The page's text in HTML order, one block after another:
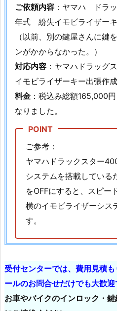
と
黒
キ
ー）
1.
サ
ブ
キ
ー
キ
ー）
の
登
録
手
1.
参
考
情
報
ご依頼内容 ：ヤマハ ドラ
年式 紛失イモビライザーキ
（以前、別の鍵屋さんに鍵
ンがかからなかった。）
対応内容 ：ヤマハドラッ
イモビライザーキー出張作
料金 ：税込み総額165,000
なりました。
ご参考：
ヤマハドラックスター
システムを搭載している
をOFFにすると、スピー
横のイモビライザーシス
す。
受付センターでは、費用見積
ールのお問合せだけでも大歓迎
お車やバイクのインロック・